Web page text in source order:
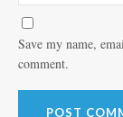
Save my name,
comment.